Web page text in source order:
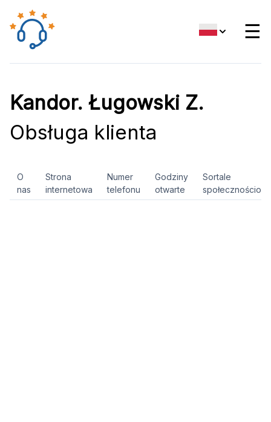
☰
Kandor. Ługowski Z.
Obsługa klienta
O
nas
Strona
internetowa
Numer
telefonu
Godziny
otwarte
Sortale